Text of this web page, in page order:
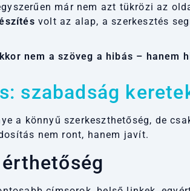
már nem azt tükrözi az
volt az alap, a szerkesztés
nem a szöveg a hibás – hanem
szabadság
a könnyű szerkeszthetőség, de
nem ront, hanem javít.